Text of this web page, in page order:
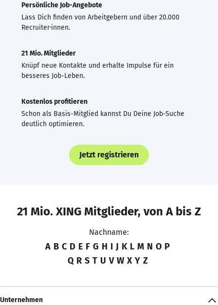
Persönliche Job-Angebote
Lass Dich finden von Arbeitgebern und über 20.000
Recruiter·innen.
21 Mio. Mitglieder
Knüpf neue Kontakte und erhalte Impulse für ein
besseres Job-Leben.
Kostenlos profitieren
Schon als Basis-Mitglied kannst Du Deine Job-Suche
deutlich optimieren.
Jetzt registrieren
21 Mio. XING Mitglieder, von A bis Z
Nachname:
A B C D E F G H I J K L M N O P
Q R S T U V W X Y Z
Unternehmen